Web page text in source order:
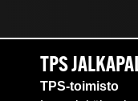
TPS
TPS-toimisto